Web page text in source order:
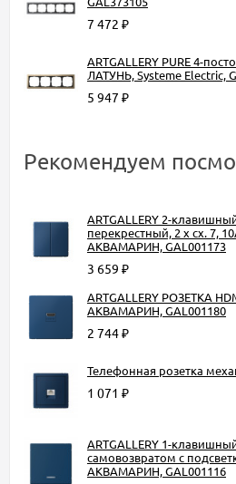
7 472 ₽
ARTGALLERY PURE 4-
ЛАТУНЬ, Systeme Electric,
5 947 ₽
Рекомендуем
ARTGALLERY 2-
перекрестный, 2 x сх. 7,
АКВАМАРИН, GAL001173
3 659 ₽
ARTGALLERY РОЗЕТКА
АКВАМАРИН, GAL001180
2 744₽
Телефонная розетка
1 071 ₽
ARTGALLERY 1-
самовозвратом с
АКВАМАРИН, GAL001116